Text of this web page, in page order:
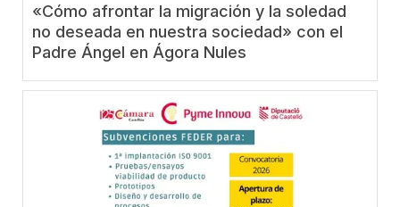
«Cómo afrontar la migración y la soledad
no deseada en nuestra sociedad» con el
Padre Ángel en Ágora Nules